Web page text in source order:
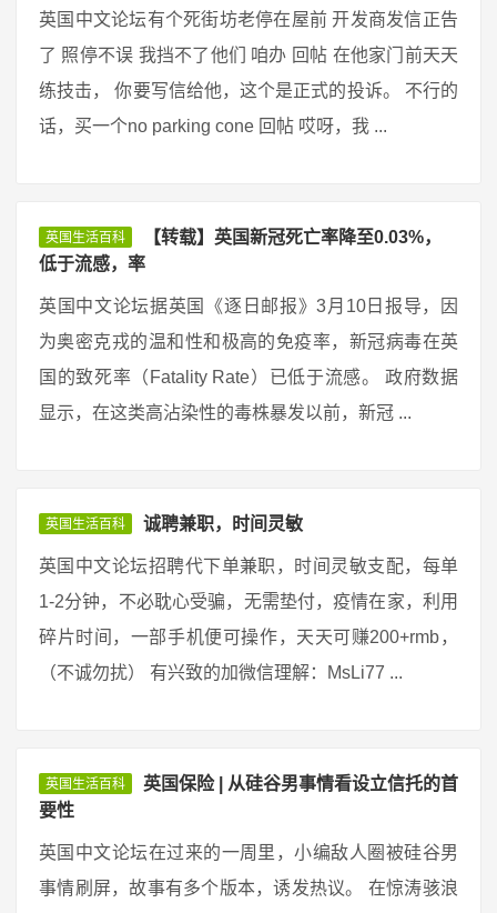
英国中文论坛有个死街坊老停在屋前 开发商发信正告
了 照停不误 我挡不了他们 咱办 回帖 在他家门前天天
练技击， 你要写信给他，这个是正式的投诉。 不行的
话，买一个no parking cone 回帖 哎呀，我 ...
英国生活百科
【转载】英国新冠死亡率降至0.03%，
低于流感，率
英国中文论坛据英国《逐日邮报》3月10日报导，因
为奥密克戎的温和性和极高的免疫率，新冠病毒在英
国的致死率（Fatality Rate）已低于流感。 政府数据
显示，在这类高沾染性的毒株暴发以前，新冠 ...
英国生活百科 诚聘兼职，时间灵敏
英国中文论坛招聘代下单兼职，时间灵敏支配，每单
1-2分钟，不必耽心受骗，无需垫付，疫情在家，利用
碎片时间，一部手机便可操作，天天可赚200+rmb，
（不诚勿扰） 有兴致的加微信理解：MsLi77 ...
英国生活百科
英国保险 | 从硅谷男事情看设立信托的首
要性
英国中文论坛在过来的一周里，小编敌人圈被硅谷男
事情刷屏，故事有多个版本，诱发热议。 在惊涛骇浪